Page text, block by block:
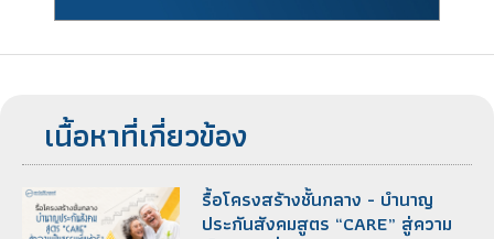
เนื้อหาที่เกี่ยวข้อง
รื้อโครงสร้างชั้นกลาง - บำนาญ
ประกันสังคมสูตร “CARE” สู่ความ